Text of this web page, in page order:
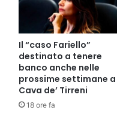
Il “caso Fariello”
destinato a tenere
banco anche nelle
prossime settimane a
Cava de’ Tirreni
18 ore fa